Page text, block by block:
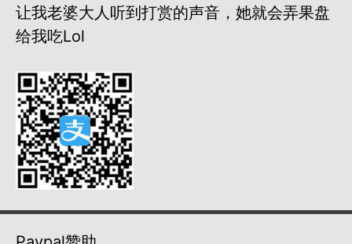
让我老婆大人听到打赏的声音，她就会弄果盘
给我吃lol